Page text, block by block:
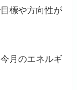
標や方向性が
月のエネルギ